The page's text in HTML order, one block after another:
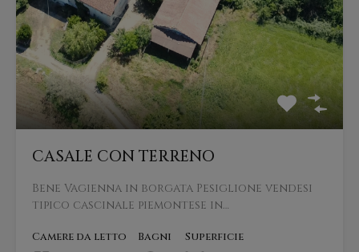
CASALE CON TERRENO
Bene Vagienna in borgata Pesiglione vendesi
tipico cascinale piemontese in…
Camere da letto
Bagni
Superficie